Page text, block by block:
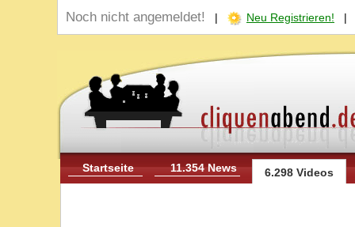
Noch nicht angemeldet! | Neu Registrieren!
Startseite 11.354 News 6.298 Videos